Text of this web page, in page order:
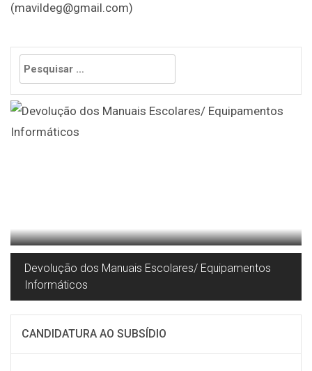
(mavildeg@gmail.com)
Pesquisar
Devolução dos Manuais Escolares/ Equipamentos
Informáticos
CANDIDATURA AO SUBSÍDIO